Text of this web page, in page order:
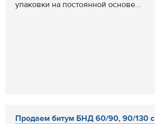
упаковки на постоянной основе...
Продаем битум БНД 60/90, 90/130 с